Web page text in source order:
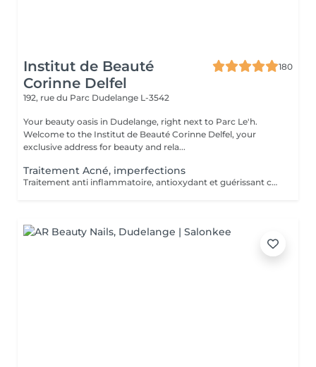
Institut de Beauté
Corinne Delfel
180
192, rue du Parc Dudelange L-3542
Your beauty oasis in Dudelange, right next to Parc Le'h.
Welcome to the Institut de Beauté Corinne Delfel, your
exclusive address for beauty and rela...
Traitement Acné, imperfections
Traitement anti inflammatoire, antioxydant et guérissant contre l'acné